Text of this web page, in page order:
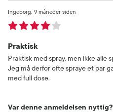
Praktisk
9 måneder siden
Ingeborg
Praktisk med spray, men ikke alle
Jeg må derfor ofte spraye et par
med full dose.
Var denne anmeldelsen nyttig?